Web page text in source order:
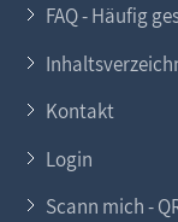
FAQ - Häufig
Kontakt
Login
Scann mich -